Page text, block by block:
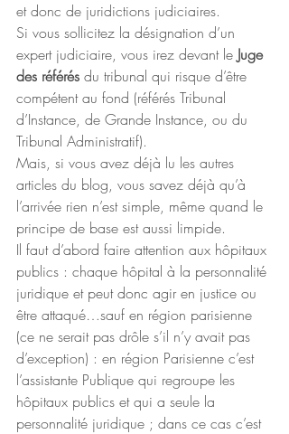
et donc de juridictions judiciaires.
Si vous sollicitez la désignation d’un
expert judiciaire, vous irez devant le Juge
des référés du tribunal qui risque d’être
compétent au fond (référés Tribunal
d’Instance, de Grande Instance, ou du
Tribunal Administratif).
Mais, si vous avez déjà lu les autres
articles du blog, vous savez déjà qu’à
l’arrivée rien n’est simple, même quand le
principe de base est aussi limpide.
Il faut d’abord faire attention aux hôpitaux
publics : chaque hôpital à la personnalité
juridique et peut donc agir en justice ou
être attaqué…sauf en région parisienne
(ce ne serait pas drôle s’il n’y avait pas
d’exception) : en région Parisienne c’est
l’assistante Publique qui regroupe les
hôpitaux publics et qui a seule la
personnalité juridique ; dans ce cas c’est